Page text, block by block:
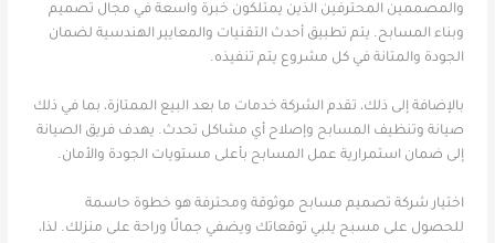
والمصممين المحترفين الذين يمتلكون خبرة واسعة في مجال تصميم
وبناء المسابح. يتم تطبيق أحدث التقنيات والمعايير الهندسية لضمان
الجودة والمتانة في كل مشروع يتم تنفيذه.
بالإضافة إلى ذلك، تقدم الشركة خدمات ما بعد البيع الممتازة، بما في ذلك
صيانة وتنظيف المسابح وإصلاح أي مشاكل تحدث. يهدف فريق الصيانة
إلى ضمان استمرارية عمل المسابح بأعلى مستويات الجودة والأمان.
اختيار شركة تصميم مسابح موثوقة ومحترفة هو خطوة حاسمة
للحصول على مسبح يلبي توقعاتك ويضفي جمالًا وراحة على منزلك. لذا،